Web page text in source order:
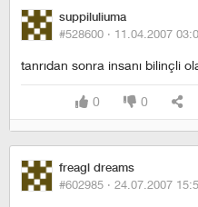
suppiluliuma
#528600 · 11.04.2007
tanrıdan sonra insanı bilinçli
0 0
freagl dreams
#602985 · 24.07.2007